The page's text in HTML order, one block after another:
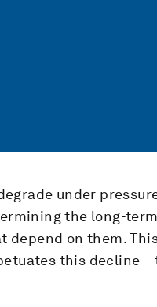
under
the long-
depend on them.
this decline –